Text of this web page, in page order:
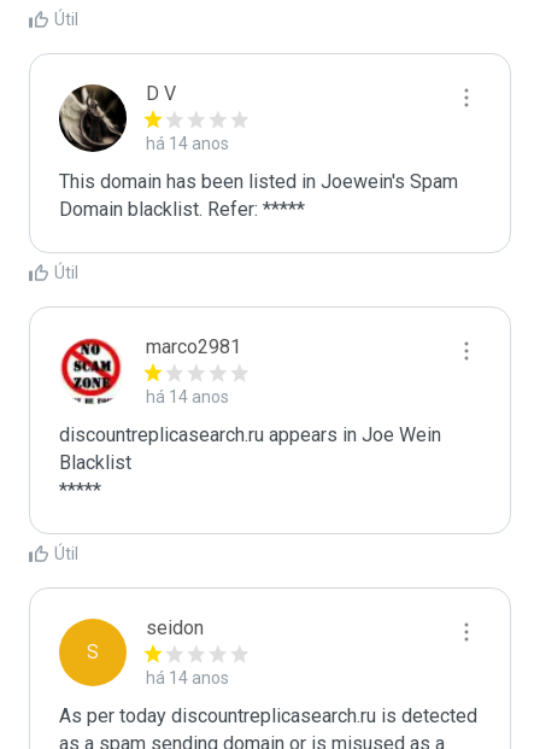
Útil
D V
há 14 anos
This domain has been listed in Joewein's Spam
Domain blacklist. Refer: *****
Útil
marco2981
há 14 anos
discountreplicasearch.ru appears in Joe Wein
Blacklist
*****
Útil
S
seidon
há 14 anos
As per today discountreplicasearch.ru is detected
as a spam sending domain or is misused as a